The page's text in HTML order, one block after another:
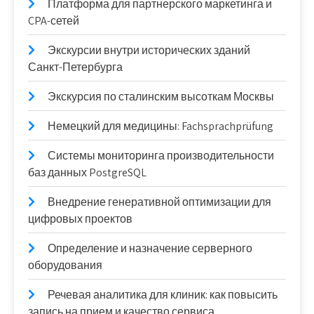
Платформа для партнерского маркетинга и
CPA-сетей
Экскурсии внутри исторических зданий
Санкт-Петербурга
Экскурсия по сталинским высоткам Москвы
Немецкий для медицины: Fachsprachprüfung
Системы мониторинга производительности
баз данных PostgreSQL
Внедрение генеративной оптимизации для
цифровых проектов
Определение и назначение серверного
оборудования
Речевая аналитика для клиник: как повысить